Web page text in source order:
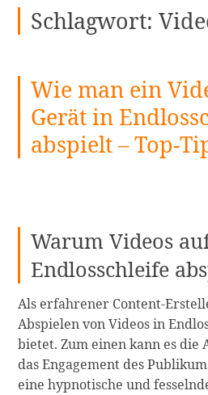
Schlagwort:
Wie man ein
Gerät in
abspielt – Top-
Warum Videos
Endlosschleife
Als erfahrener Content-
Abspielen von Videos in
bietet. Zum einen kann es die
das Engagement des
eine hypnotische und